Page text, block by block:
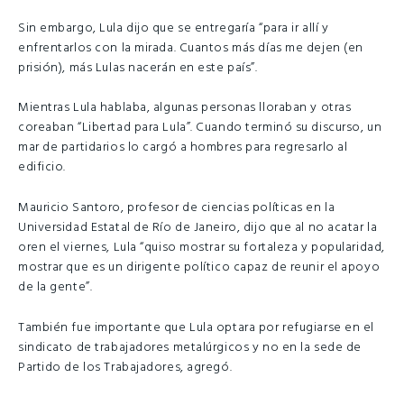
Sin embargo, Lula dijo que se entregaría “para ir allí y
enfrentarlos con la mirada. Cuantos más días me dejen (en
prisión), más Lulas nacerán en este país”.
Mientras Lula hablaba, algunas personas lloraban y otras
coreaban “Libertad para Lula”. Cuando terminó su discurso, un
mar de partidarios lo cargó a hombres para regresarlo al
edificio.
Mauricio Santoro, profesor de ciencias políticas en la
Universidad Estatal de Río de Janeiro, dijo que al no acatar la
oren el viernes, Lula “quiso mostrar su fortaleza y popularidad,
mostrar que es un dirigente político capaz de reunir el apoyo
de la gente”.
También fue importante que Lula optara por refugiarse en el
sindicato de trabajadores metalúrgicos y no en la sede de
Partido de los Trabajadores, agregó.